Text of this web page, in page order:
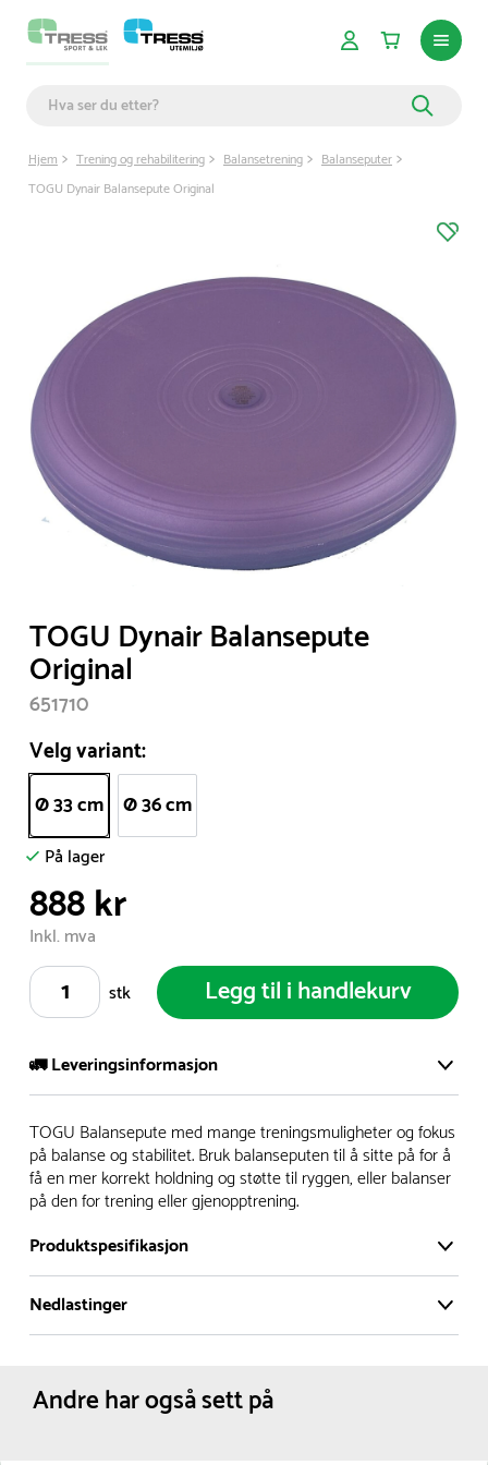
Hjem Trening og rehabilitering Balansetrening
Balanseputer
TOGU Dynair Balansepute Original
of
1
TOGU Dynair Balansepute
Original
651710
Velg variant:
Ø 33 cm Ø 36 cm
På lager
888 kr
Inkl. mva
stk
Legg til i handlekurv
🚛 Leveringsinformasjon
Vi har et stort og effektivt lager i Skanderborg, Danmark -
på ca. 6000 kvadratmeter, med mer enn 5000 produkter
klare for levering.
- Leveringstid på lagerførte varer er normalt 5-7 virkedager.
- Leveringstid på spesialvarer og bestillingsvarer vil variere.
Kontakt gjerne kundeservice for å få oppgitt forventet
leveringstid.
forventet leveringstid.
TOGU Balansepute med mange treningsmuligheter og fokus
på balanse og stabilitet. Bruk balanseputen til å sitte på for å
få en mer korrekt holdning og støtte til ryggen, eller balanser
på den for trening eller gjenopptrening.
Produktspesifikasjon
Materiale:
Dimensjoner: Diameter :33 cm
Omkrets :
Farge: Blå
Nedlastinger
Andre har også sett på